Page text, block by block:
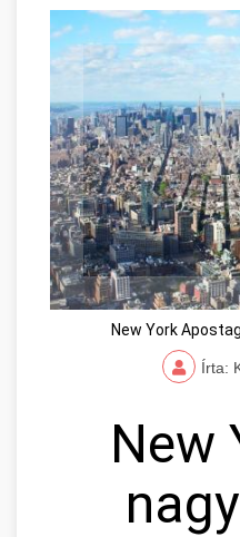
New York
Írta:
New